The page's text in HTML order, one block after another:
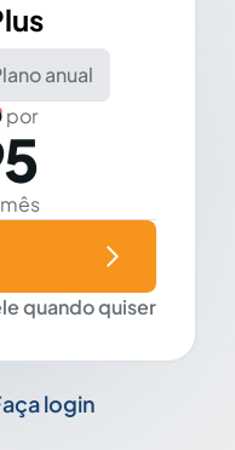
anual
por
quando quiser
login